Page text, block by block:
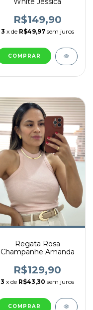
R$149,90
3 x de R$49,97 sem juros
COMPRAR
Regata Rosa
Champanhe Amanda
R$129,90
3 x de R$43,30 sem juros
COMPRAR